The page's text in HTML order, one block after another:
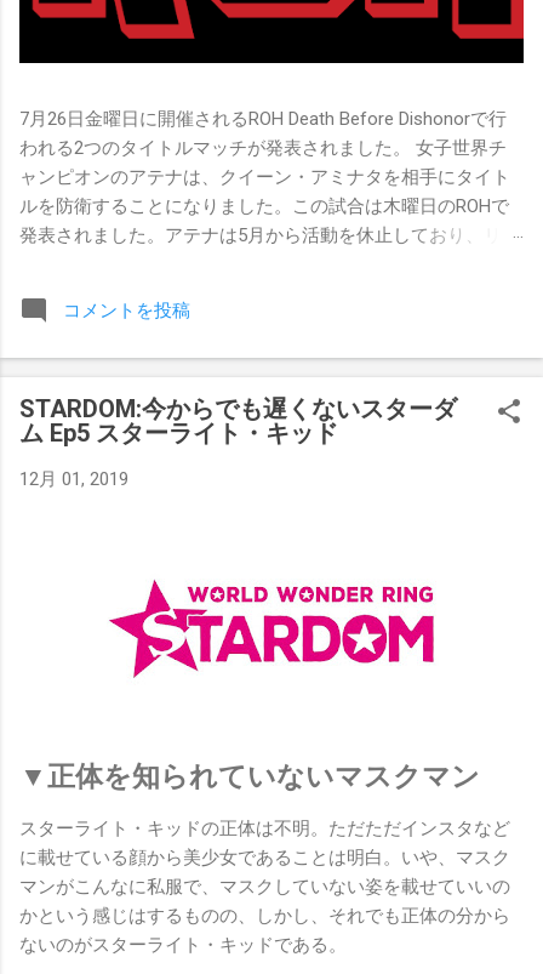
7月26日金曜日に開催されるROH Death Before Dishonorで行
われる2つのタイトルマッチが発表されました。 女子世界チ
ャンピオンのアテナは、クイーン・アミナタを相手にタイト
ルを防衛することになりました。この試合は木曜日のROHで
発表されました。アテナは5月から活動を休止しており、リン
女子世界チャンピオンは5月の最後の試合で怪我の恐怖に苦し
みましたが、それはストーリーの中で誇張されています。 ア
でタイトルを防衛します。PPVでレッド・ベルベッドを相手
にROH Women's TV 王座の防衛戦を行います。 木曜日の放送
では、リー・モリアーティーがROH Pure Championship
Proving Groundの試合でウィーラー・ユータとタイムリミット
コメントを投稿
STARDOM:今からでも遅くないスターダ
ム Ep5 スターライト・キッド
12月 01, 2019
▼正体を知られていないマスクマン
スターライト・キッドの正体は不明。ただただインスタなど
に載せている顔から美少女であることは明白。いや、マスク
マンがこんなに私服で、マスクしていない姿を載せていいの
かという感じはするものの、しかし、それでも正体の分から
ないのがスターライト・キッドである。